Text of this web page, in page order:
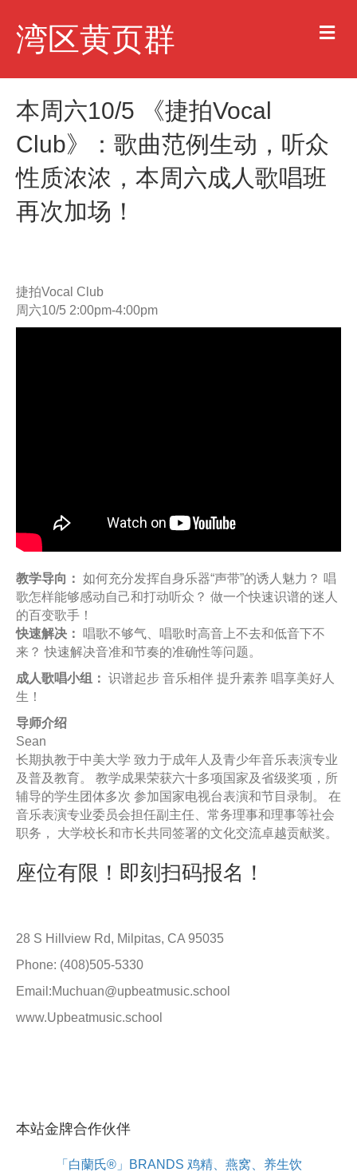
湾区黄页群 M
e
u
本周六10/5 《捷拍Vocal
Club》：歌曲范例生动，听众
性质浓浓，本周六成人歌唱班
再次加场！
捷拍Vocal Club
周六10/5 2:00pm-4:00pm
教学导向： 如何充分发挥自身乐器“声带”的诱人魅力？ 唱
歌怎样能够感动自己和打动听众？ 做一个快速识谱的迷人
的百变歌手！
快速解决：
唱歌不够气、唱歌时高音上不去和低音下不
来？ 快速解决音准和节奏的准确性等问题。
成人歌唱小组： 识谱起步 音乐相伴 提升素养 唱享美好人
生！
导师介绍
Sean
⻓期执教于中美大学 致力于成年人及⻘少年音乐表演专业
及普及教育。 教学成果荣获六十多项国家及省级奖项，所
辅导的学生团体多次 参加国家电视台表演和节目录制。 在
音乐表演专业委员会担任副主任、常务理事和理事等社会
职务， 大学校⻓和市⻓共同签署的文化交流卓越贡献奖。
座位有限！即刻扫码报名！
28 S Hillview Rd, Milpitas, CA 95035
Phone: (408)505-5330
Email:Muchuan@upbeatmusic.school
www.Upbeatmusic.school
本站金牌合作伙伴
「白蘭氏®」BRANDS 鸡精、燕窝、养生饮